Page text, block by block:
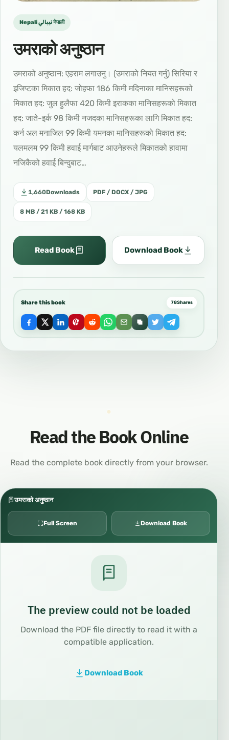
Nepali نيبالي नेपाली
उमराको अनुष्ठान
उमराको अनुष्ठान: एहराम लगाउनु। (उमराको नियत गर्नु) सिरिया र
इजिप्टका मिकात हद: जोहफा 186 किमी मदिनाका मानिसहरूको
मिकात हद: जुल हुलैफा 420 किमी इराकका मानिसहरूको मिकात
हद: जाते-इर्क 98 किमी नजदका मानिसहरूका लागि मिकात हद:
कर्न अल मनाजिल 99 किमी यमनका मानिसहरूको मिकात हद:
यलमलम 99 किमी हवाई मार्गबाट ​​आउनेहरूले मिकातको हावामा
नजिकैको हवाई बिन्दुबाट…
1,660Downloads PDF / DOCX / JPG
8 MB / 21 KB / 168 KB
Read Book Download Book
Share this book 78Shares
Read the Book Online
Read the complete book directly from your browser.
उमराको अनुष्ठान
Full Screen Download Book
The preview could not be loaded
Download the PDF file directly to read it with a
compatible application.
Download Book